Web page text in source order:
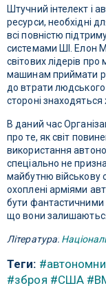
Штучний інтелект і
ресурси, необхідні
всі повністю
системами ШІ. Елон
світових лідерів
машинам приймати
до втрати
стороні знаходяться
В даний час
про те, як світ
використання
спеціально не
майбутню військову
охоплені арміями
бути фантастичними
що вони
Література:
Теги:
#зброя #США